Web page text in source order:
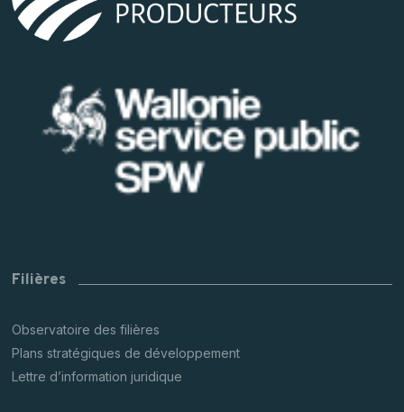
Filières
Observatoire des filières
Plans stratégiques de développement
Lettre d’information juridique